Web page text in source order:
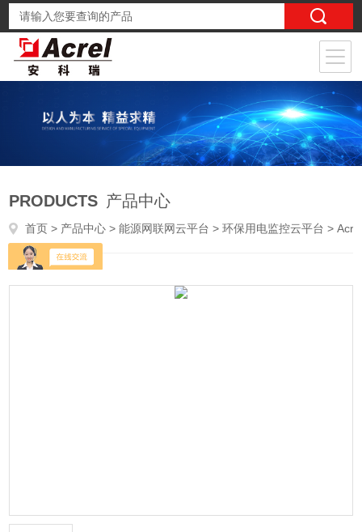
PRODUCTS 产品中心
首页 > 产品中心 >能源网联网云平台 >环保用电监控云平台 > Acrel-5010青岛市重点用能单位能耗在线监测系统